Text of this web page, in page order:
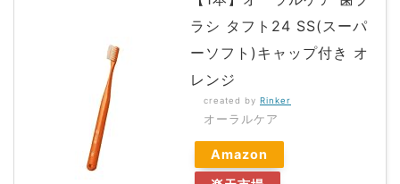
ラシ タフト24 SS(スーパ
ーソフト)キャップ付き オ
レンジ
created by Rinker
オーラルケア
Amazon